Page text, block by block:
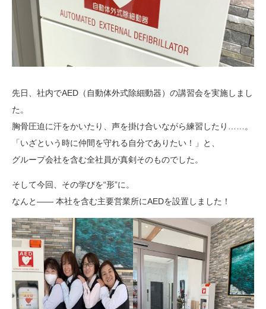
先日、社内でAED（自動体外式除細動器）の講習会を実施しまし
た。
胸骨圧迫に汗をかいたり、声を掛け合いながら練習したり……。
「いざという時に仲間を守れる自分でありたい！」と、
グループ会社を含む全社員が真剣そのものでした。
そして今回、その学びを“形”に。
なんと―― 本社を含む主要営業所にAEDを設置しました！